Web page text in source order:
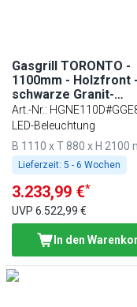
Gasgrill TORONTO -
1100mm - Holzfront -
schwarze Granit-
Arbeitsplatte -
Hitzeschutzglas
Art.-Nr.:
LED-Beleuchtung
B 1110 x T 880 x H 2100
Lieferzeit: 5 - 6 Wochen
3.233,99 €*
UVP 6.522,99 €
In den